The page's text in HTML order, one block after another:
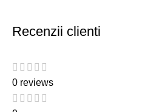
Recenzii clienti
0 reviews